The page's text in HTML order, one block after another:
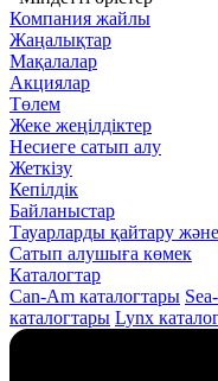
Компания жайлы
Жаңалықтар
Мақалалар
Акциялар
Төлем
Жеке жеңілдіктер
Несиеге сатып алу
Жеткізу
Кепілдік
Байланыстар
Тауарларды қайтару
Сатып алушыға көмек
Каталогтар
Can-Am каталогтары
каталогтары Lynx